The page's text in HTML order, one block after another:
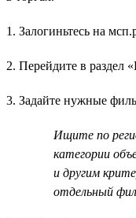
1. Залогиньтесь на
2. Перейдите в раздел
3. Задайте нужные
Ищите по
категории
и другим
отдельный